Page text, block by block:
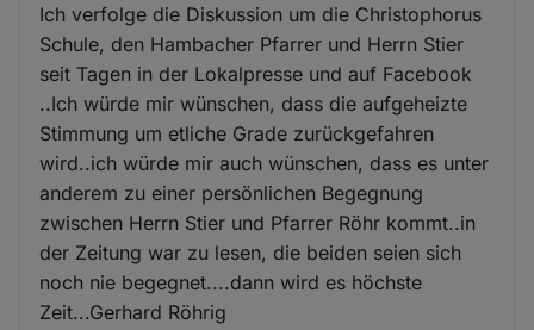
Ich verfolge die Diskussion um die Christophorus
Schule, den Hambacher Pfarrer und Herrn Stier
seit Tagen in der Lokalpresse und auf Facebook
..Ich würde mir wünschen, dass die aufgeheizte
Stimmung um etliche Grade zurückgefahren
wird..ich würde mir auch wünschen, dass es unter
anderem zu einer persönlichen Begegnung
zwischen Herrn Stier und Pfarrer Röhr kommt..in
der Zeitung war zu lesen, die beiden seien sich
noch nie begegnet....dann wird es höchste
Zeit...Gerhard Röhrig